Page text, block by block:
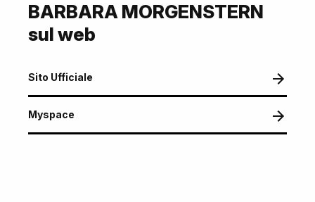
BARBARA MORGENSTERN
sul web
Sito Ufficiale
Myspace